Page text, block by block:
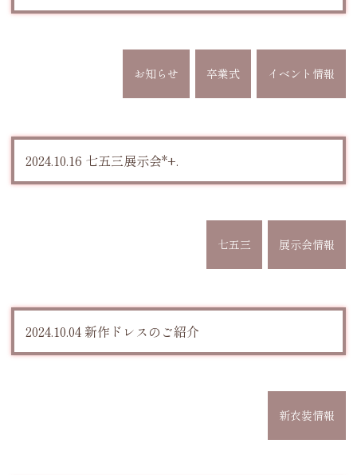
お知らせ 卒業式 イベント情報
2024.10.16 七五三展示会*+.
七五三 展示会情報
2024.10.04 新作ドレスのご紹介
新衣装情報